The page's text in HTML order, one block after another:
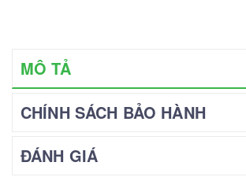
MÔ TẢ
CHÍNH SÁCH BẢO HÀNH
ĐÁNH GIÁ